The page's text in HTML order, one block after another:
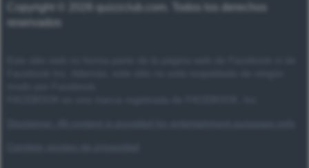
Copyright © 2026 quizzclub.com. Todos los derechos
reservados